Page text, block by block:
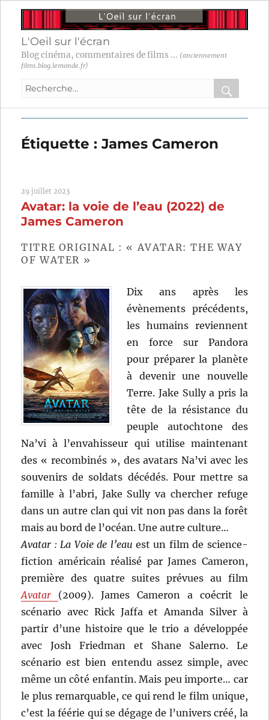
L'Oeil sur l'écran
Blog cinéma, commentaires de films ... (anciennement
films.blog.lemonde.fr)
Recherche
:
OK
Étiquette :James Cameron
29 juillet 2023
Avatar: la voie de l’eau (2022) de
James Cameron
TITRE ORIGINAL : « AVATAR: THE WAY
OF WATER »
Dix ans après les
évènements précédents,
les humains reviennent
en force sur Pandora
pour préparer la planète
à devenir une nouvelle
Terre. Jake Sully a pris la
tête de la résistance du
peuple autochtone des
Na’vi à l’envahisseur qui utilise maintenant
des « recombinés », des avatars Na’vi avec les
souvenirs de soldats décédés. Pour mettre sa
famille à l’abri, Jake Sully va chercher refuge
dans un autre clan qui vit non pas dans la forêt
mais au bord de l’océan. Une autre culture…
Avatar : La Voie de l’eau est un film de science-
fiction américain réalisé par James Cameron,
première des quatre suites prévues au film
Avatar
(2009). James Cameron a coécrit le
scénario avec Rick Jaffa et Amanda Silver à
partir d’une histoire que le trio a développée
avec Josh Friedman et Shane Salerno. Le
scénario est bien entendu assez simple, avec
même un côté enfantin. Mais peu importe… car
le plus remarquable, ce qui rend le film unique,
c’est la féérie qui se dégage de l’univers créé, la